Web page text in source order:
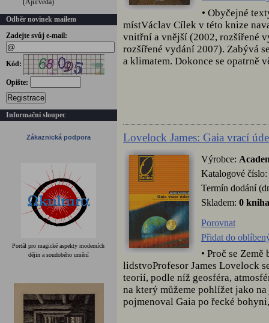
(Ájurvéda)
Odběr novinek mailem
Zadejte svůj e-mail:
Kód:
Opište:
Registrace
Informační sloupec
Zákaznická podpora
Portál pro magické aspekty moderních
dějin a soudobého umění
• Obyčejné
místVáclav Cílek v této knize
vnitřní a vnější (2002, rozšířené
rozšířené vydání 2007). Zabývá
a klimatem. Dokonce se opatrně
Lovelock James: Gaia vrací
Výrobce:
Katalogové číslo:
Termín dodání
Skladem: 0 kniha
Porovnat
Přidat do
• Proč se
lidstvoProfesor James Lovelock
teorií, podle níž geosféra,
na který můžeme pohlížet jako
pojmenoval Gaia po řecké